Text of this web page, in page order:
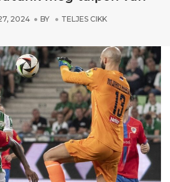
2024 BY TELJES CIKK